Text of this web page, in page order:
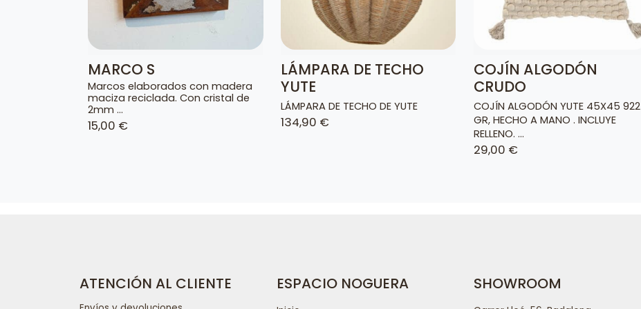
MARCO S
Marcos elaborados con madera
maciza reciclada. Con cristal de
2mm ...
15,00 €
LÁMPARA DE TECHO
YUTE
LÁMPARA DE TECHO DE YUTE
134,90 €
COJÍN ALGODÓN
CRUDO
COJÍN ALGODÓN YUTE 45X45 922
GR, HECHO A MANO . INCLUYE
RELLENO. ...
29,00 €
ATENCIÓN AL CLIENTE ESPACIO NOGUERA SHOWROOM